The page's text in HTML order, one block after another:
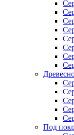
Под